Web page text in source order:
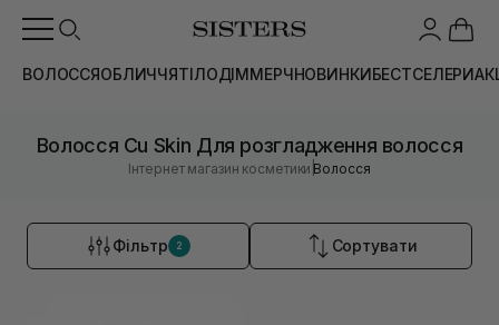
ВОЛОССЯОБЛИЧЧЯТІЛОДІММЕРЧНОВИНКИБЕСТСЕЛЕРИ
Волосся Cu Skin Для розгладження волосся
Інтернет магазин косметики |Волосся
Фільтр 2 Сортувати